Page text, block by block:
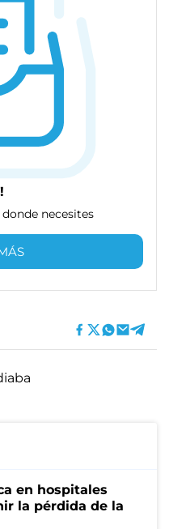
necesites
en hospitales
la pérdida de la